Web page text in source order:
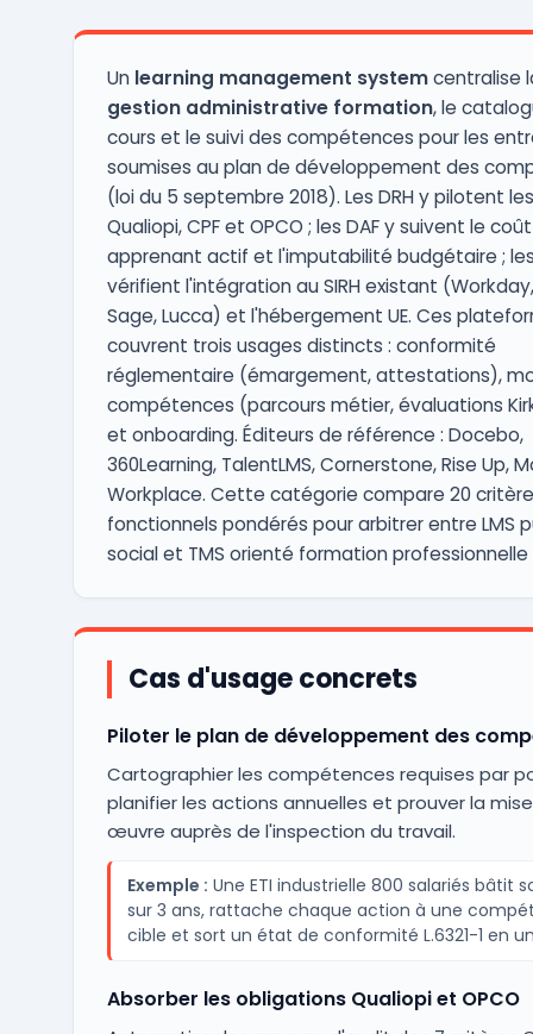
population et p ...
Un learning management systemcentralise
gestion administrative formation, le
cours et le suivi des compétences pour les
soumises au plan de développement des
(loi du 5 septembre 2018). Les DRH y pilotent
Qualiopi, CPF et OPCO ; les DAF y suivent le
apprenant actif et l'imputabilité budgétaire ; les
vérifient l'intégration au SIRH existant
Sage, Lucca) et l'hébergement UE. Ces
couvrent trois usages distincts : conformité
réglementaire (émargement, attestations),
compétences (parcours métier, évaluations
et onboarding. Éditeurs de référence : Docebo,
360Learning, TalentLMS, Cornerstone, Rise Up,
Workplace. Cette catégorie compare 20
fonctionnels pondérés pour arbitrer entre LMS
social et TMS orienté formation
Cas d'usage concrets
Piloter le plan de développement des
Cartographier les compétences requises par
planifier les actions annuelles et prouver la
œuvre auprès de l'inspection du travail.
Exemple : Une ETI industrielle 800 salariés bâtit
sur 3 ans, rattache chaque action à une
cible et sort un état de conformité L.6321-1 en
Absorber les obligations Qualiopi et OPCO